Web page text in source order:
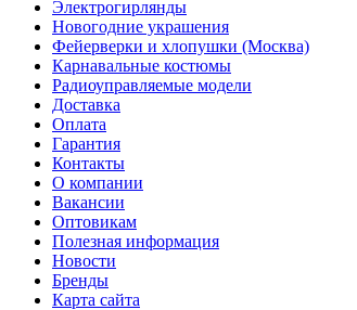
Электрогирлянды
Новогодние украшения
Фейерверки и хлопушки (Москва)
Карнавальные костюмы
Радиоуправляемые модели
Доставка
Оплата
Гарантия
Контакты
О компании
Вакансии
Оптовикам
Полезная информация
Новости
Бренды
Карта сайта